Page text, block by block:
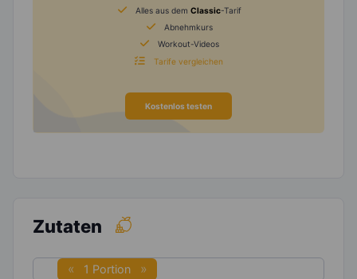
Alles aus dem Classic-Tarif
Abnehmkurs
Workout-Videos
Tarife vergleichen
Kostenlos testen
Zutaten
1 Portion